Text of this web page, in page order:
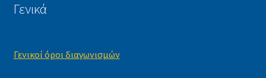
Γενικά
Γενικοί όροι διαγωνισμών